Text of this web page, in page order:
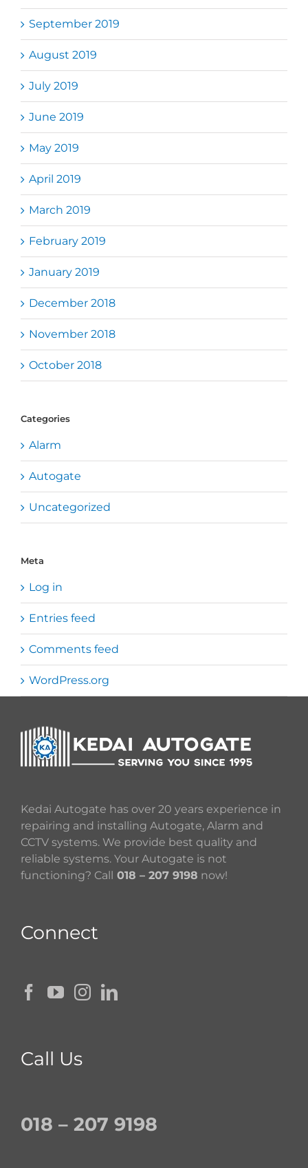
September 2019
August 2019
July 2019
June 2019
May 2019
April 2019
March 2019
February 2019
January 2019
December 2018
November 2018
October 2018
Categories
Alarm
Autogate
Uncategorized
Meta
Log in
Entries feed
Comments feed
WordPress.org
Kedai Autogate has over 20 years experience in
repairing and installing Autogate, Alarm and
CCTV systems. We provide best quality and
reliable systems. Your Autogate is not
functioning? Call
018 – 207 9198 now!
Connect
Call Us
018 – 207 9198